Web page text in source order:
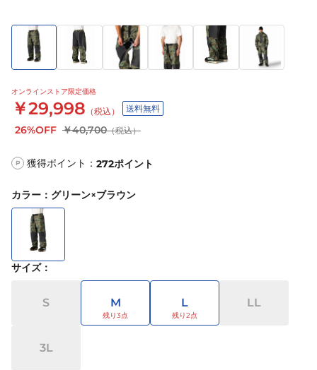
オンラインストア限定価格
￥29,998 （税込） 送料無料
26%OFF ￥40,700（税込）
P 獲得ポイント： 272ポイント
カラー ： グリーン×ブラウン
サイズ：
S M L LL
3L